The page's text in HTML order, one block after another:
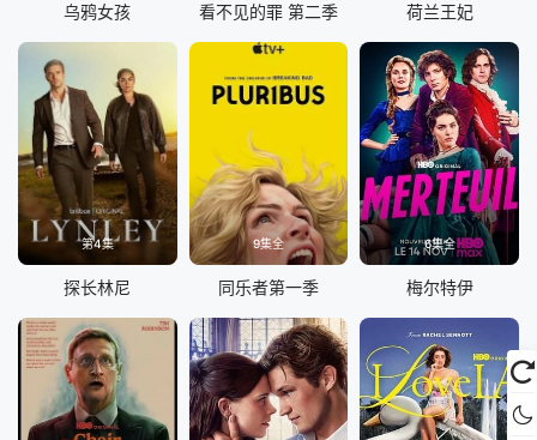
乌鸦女孩 看不见的罪 第二季 荷兰王妃
第4集
探长林尼
9集全
同乐者第一季
6集全
梅尔特伊